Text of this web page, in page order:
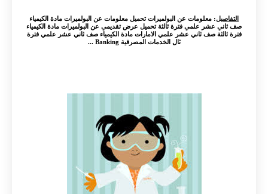
التفاصيل: معلومات عن البولميرات تحميل معلومات عن البولميرات مادة الكيمياء
صف ثاني عشر علمي فترة ثالثة تحميل عرض تقديمي عن البولميرات مادة الكيمياء
فترة ثالثة صف ثاني عشر علمي الامارات مادة الكيمياء صف ثاني عشر علمي فترة
ثال الخدمات المصرفية Banking ...